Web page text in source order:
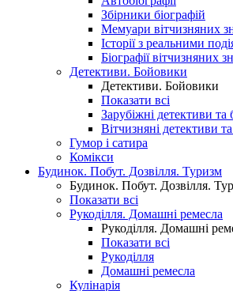
Збірники біографій
Мемуари вітчизняних
Історії з реальними
Біографії вітчизняних
Детективи. Бойовики
Детективи. Бойовики
Показати всі
Зарубіжні детективи
Вітчизняні детективи
Гумор і сатира
Комікси
Будинок. Побут. Дозвілля. Туризм
Будинок. Побут. Дозвілля.
Показати всі
Рукоділля. Домашні ремесла
Рукоділля. Домашні
Показати всі
Рукоділля
Домашні ремесла
Кулінарія